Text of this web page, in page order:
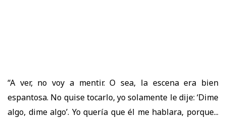
“A ver, no voy a mentir. O sea, la escena era bien
espantosa. No quise tocarlo, yo solamente le dije: ‘Dime
algo, dime algo’. Yo quería que él me hablara, porque...